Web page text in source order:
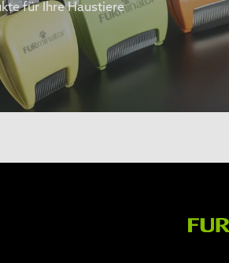
für Ihre Haustiere